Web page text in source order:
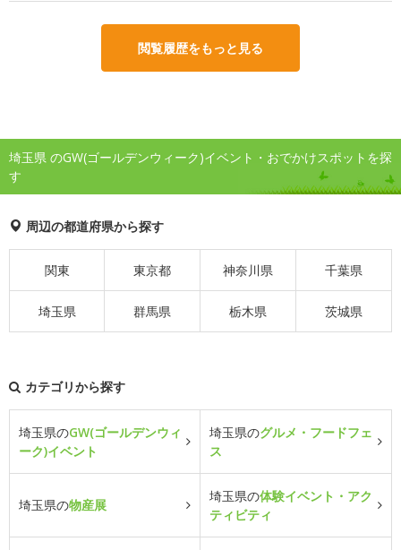
閲覧履歴をもっと見る
埼玉県 のGW(ゴールデンウィーク)イベント・おでかけスポットを探
す
周辺の都道府県から探す
関東 東京都 神奈川県 千葉県
埼玉県 群馬県 栃木県 茨城県
カテゴリから探す
埼玉県のGW(ゴールデンウィ
ーク)イベント
埼玉県のグルメ・フードフェ
ス
埼玉県の物産展
埼玉県の体験イベント・アク
ティビティ